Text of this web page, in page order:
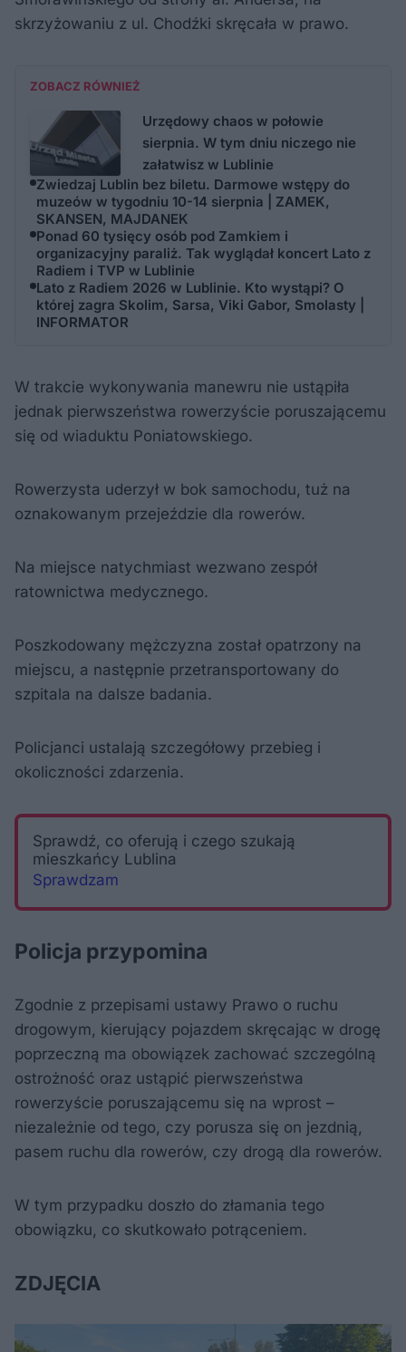
skrzyżowaniu z ul. Chodźki skręcała w prawo.
ZOBACZ RÓWNIEŻ
Urzędowy chaos w połowie
sierpnia. W tym dniu niczego nie
załatwisz w Lublinie
Zwiedzaj Lublin bez biletu. Darmowe wstępy do
muzeów w tygodniu 10-14 sierpnia | ZAMEK,
SKANSEN, MAJDANEK
Ponad 60 tysięcy osób pod Zamkiem i
organizacyjny paraliż. Tak wyglądał koncert Lato z
Radiem i TVP w Lublinie
Lato z Radiem 2026 w Lublinie. Kto wystąpi? O
której zagra Skolim, Sarsa, Viki Gabor, Smolasty |
INFORMATOR
W trakcie wykonywania manewru nie ustąpiła
jednak pierwszeństwa rowerzyście poruszającemu
się od wiaduktu Poniatowskiego.
Rowerzysta uderzył w bok samochodu, tuż na
oznakowanym przejeździe dla rowerów.
Na miejsce natychmiast wezwano zespół
ratownictwa medycznego.
Poszkodowany mężczyzna został opatrzony na
miejscu, a następnie przetransportowany do
szpitala na dalsze badania.
Policjanci ustalają szczegółowy przebieg i
okoliczności zdarzenia.
Sprawdź, co oferują i czego szukają
mieszkańcy Lublina
Sprawdzam
Policja przypomina
Zgodnie z przepisami ustawy Prawo o ruchu
drogowym, kierujący pojazdem skręcając w drogę
poprzeczną ma obowiązek zachować szczególną
ostrożność oraz ustąpić pierwszeństwa
rowerzyście poruszającemu się na wprost –
niezależnie od tego, czy porusza się on jezdnią,
pasem ruchu dla rowerów, czy drogą dla rowerów.
W tym przypadku doszło do złamania tego
obowiązku, co skutkowało potrąceniem.
ZDJĘCIA